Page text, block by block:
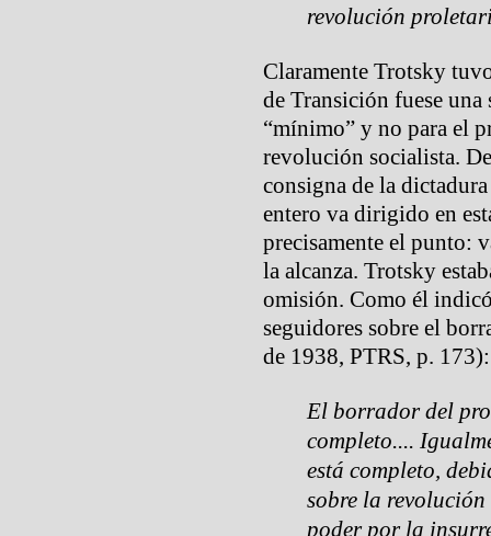
revolución
Claramente Trotsky
de Transición fuese
“mínimo” y no para el
revolución socialista.
consigna de la
entero va dirigido en
precisamente el punto:
la alcanza. Trotsky
omisión. Como él
seguidores sobre el
de 1938, PTRS, p. 173):
El borrador del
completo....
está completo,
sobre la
poder por la